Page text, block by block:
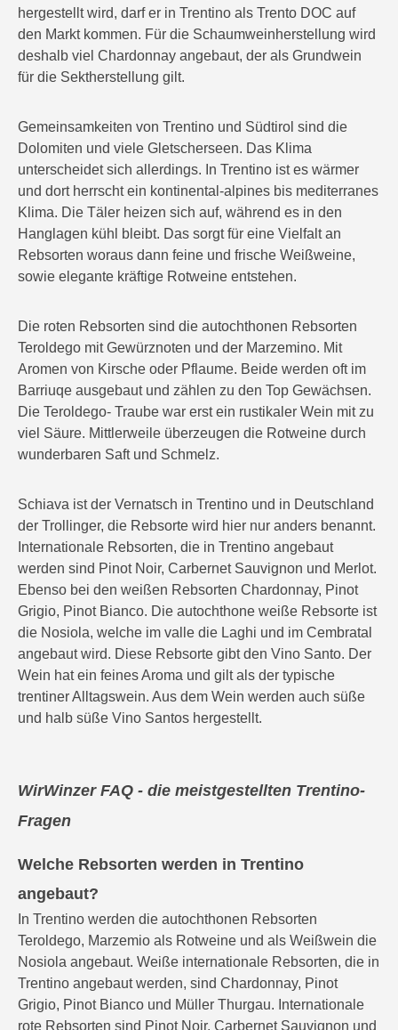
hergestellt wird, darf er in Trentino als Trento DOC auf
den Markt kommen. Für die Schaumweinherstellung wird
deshalb viel Chardonnay angebaut, der als Grundwein
für die Sektherstellung gilt.
Gemeinsamkeiten von Trentino und Südtirol sind die
Dolomiten und viele Gletscherseen. Das Klima
unterscheidet sich allerdings. In Trentino ist es wärmer
und dort herrscht ein kontinental-alpines bis mediterranes
Klima. Die Täler heizen sich auf, während es in den
Hanglagen kühl bleibt. Das sorgt für eine Vielfalt an
Rebsorten woraus dann feine und frische Weißweine,
sowie elegante kräftige Rotweine entstehen.
Die roten Rebsorten sind die autochthonen Rebsorten
Teroldego mit Gewürznoten und der Marzemino. Mit
Aromen von Kirsche oder Pflaume. Beide werden oft im
Barriuqe ausgebaut und zählen zu den Top Gewächsen.
Die Teroldego- Traube war erst ein rustikaler Wein mit zu
viel Säure. Mittlerweile überzeugen die Rotweine durch
wunderbaren Saft und Schmelz.
Schiava ist der Vernatsch in Trentino und in Deutschland
der Trollinger, die Rebsorte wird hier nur anders benannt.
Internationale Rebsorten, die in Trentino angebaut
werden sind Pinot Noir, Carbernet Sauvignon und Merlot.
Ebenso bei den weißen Rebsorten Chardonnay, Pinot
Grigio, Pinot Bianco. Die autochthone weiße Rebsorte ist
die Nosiola, welche im valle die Laghi und im Cembratal
angebaut wird. Diese Rebsorte gibt den Vino Santo. Der
Wein hat ein feines Aroma und gilt als der typische
trentiner Alltagswein. Aus dem Wein werden auch süße
und halb süße Vino Santos hergestellt.
WirWinzer FAQ - die meistgestellten Trentino-
Fragen
Welche Rebsorten werden in Trentino
angebaut?
In Trentino werden die autochthonen Rebsorten
Teroldego, Marzemio als Rotweine und als Weißwein die
Nosiola angebaut. Weiße internationale Rebsorten, die in
Trentino angebaut werden, sind Chardonnay, Pinot
Grigio, Pinot Bianco und Müller Thurgau. Internationale
rote Rebsorten sind Pinot Noir, Carbernet Sauvignon und
Erweiterte Suche